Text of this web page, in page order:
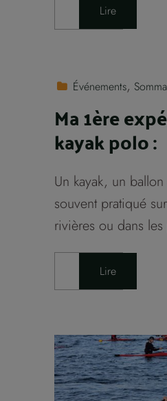
Lire
Événements
Ma 1ère
kayak polo :
Un kayak, un
souvent pratiqué
rivières ou dans
Lire